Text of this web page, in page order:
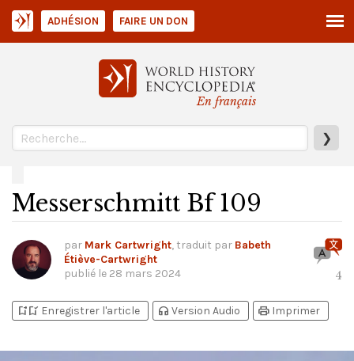
En français
❯
ADHÉSION FAIRE UN DON
Messerschmitt Bf 109
par Mark Cartwright, traduit par Babeth
Étiève-Cartwright
publié le 28 mars 2024 4
bookmark_addbookmark_added Enregistrer l'article headphones Version Audio print Imprimer